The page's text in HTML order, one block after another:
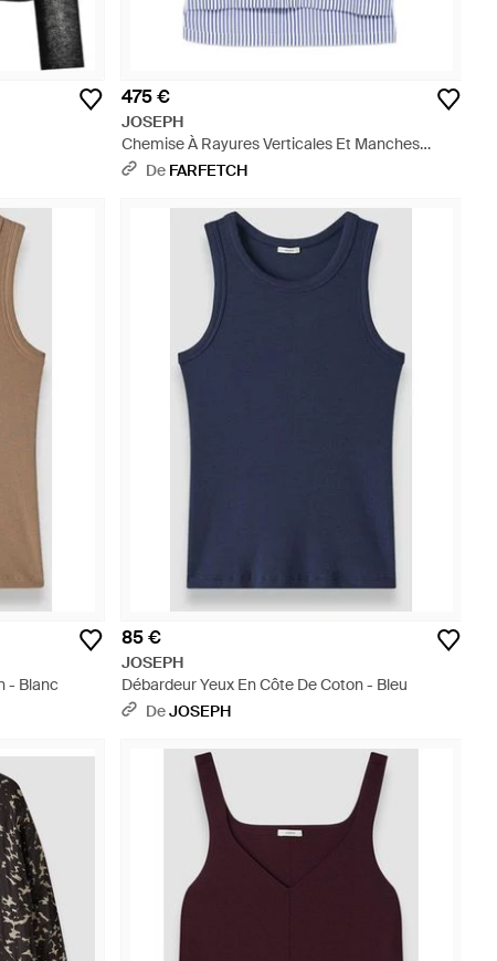
475 €
JOSEPH
Chemise À Rayures Verticales Et Manches
Longues Theia - Bleu
De FARFETCH
- Blanc
85 €
JOSEPH
Débardeur Yeux En Côte De Coton - Bleu
DeJOSEPH